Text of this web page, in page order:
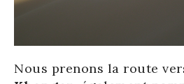
Nous prenons la route